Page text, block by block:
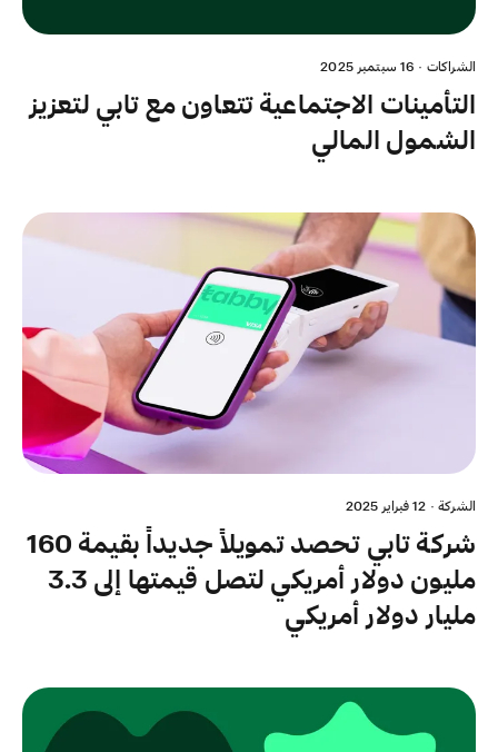
الشراكات · 16 سبتمبر 2025
التأمينات الاجتماعية تتعاون مع تابي لتعزيز
الشمول المالي
الشركة· 12 فبراير 2025
شركة تابي تحصد تمويلاً جديداً بقيمة 160
مليون دولار أمريكي لتصل قيمتها إلى 3.3
مليار دولار أمريكي